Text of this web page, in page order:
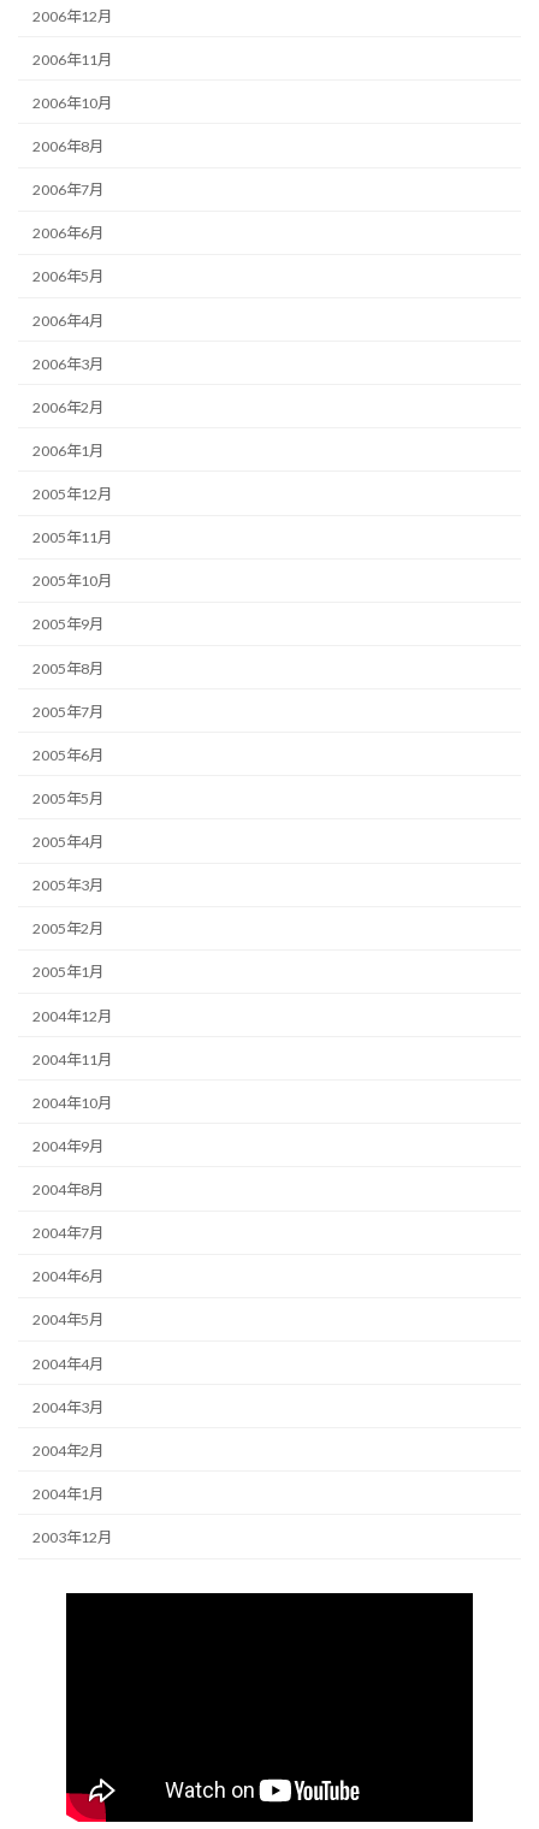
2006年12月
2006年11月
2006年10月
2006年8月
2006年7月
2006年6月
2006年5月
2006年4月
2006年3月
2006年2月
2006年1月
2005年12月
2005年11月
2005年10月
2005年9月
2005年8月
2005年7月
2005年6月
2005年5月
2005年4月
2005年3月
2005年2月
2005年1月
2004年12月
2004年11月
2004年10月
2004年9月
2004年8月
2004年7月
2004年6月
2004年5月
2004年4月
2004年3月
2004年2月
2004年1月
2003年12月